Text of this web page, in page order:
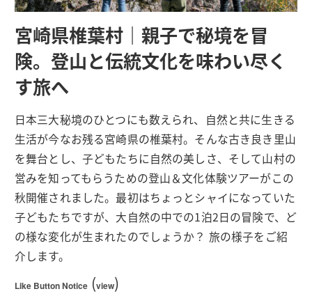
宮崎県椎葉村｜親子で秘境を冒
険。登山と伝統文化を味わい尽く
す旅へ
日本三大秘境のひとつにも数えられ、自然と共に生きる
生活が今なお残る宮崎県の椎葉村。そんな古き良き里山
を舞台とし、子どもたちに自然の美しさ、そして山村の
営みを知ってもらうための登山＆文化体験ツアーがこの
秋開催されました。最初はちょっとシャイになっていた
子どもたちですが、大自然の中での1泊2日の冒険で、ど
の様な変化が生まれたのでしょうか？ 旅の様子をご紹
介します。
Like Button Notice(view)